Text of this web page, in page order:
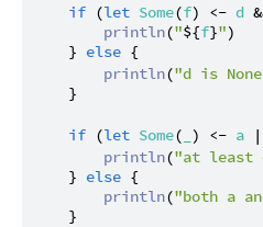
if (let Some(f) <- d
println("${f}")
    }
else {
println("d is
    }
if (let Some( ) <- a
println("at least
    }
else {
println("both a
    }